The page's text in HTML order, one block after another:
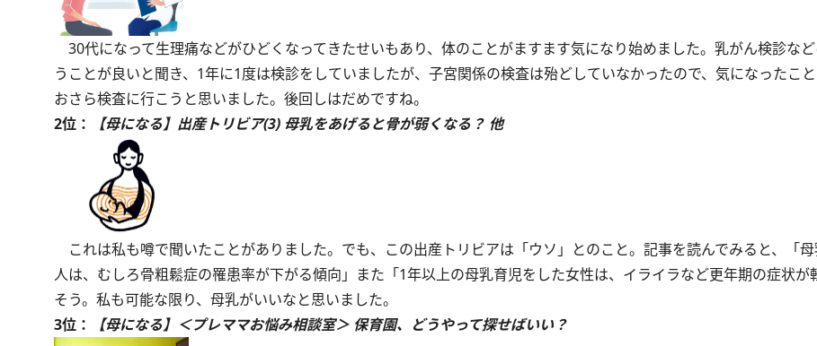
30代になって生理痛などがひどくなってきたせいもあり、体のことがますます気になり始めました。乳がん検診な
うことが良いと聞き、1年に1度は検診をしていましたが、子宮関係の検査は殆どしていなかったので、気になったこ
おさら検査に行こうと思いました。後回しはだめですね。
2位：
【母になる】出産トリビア(3) 母乳をあげると骨が弱くなる？ 他
これは私も噂で聞いたことがありました。でも、この出産トリビアは「ウソ」とのこと。記事を読んでみると、「
人は、むしろ骨粗鬆症の罹患率が下がる傾向」また「1年以上の母乳育児をした女性は、イライラなど更年期の症状が
そう。私も可能な限り、母乳がいいなと思いました。
3位：
【母になる】＜プレママお悩み相談室＞ 保育園、どうやって探せばいい？